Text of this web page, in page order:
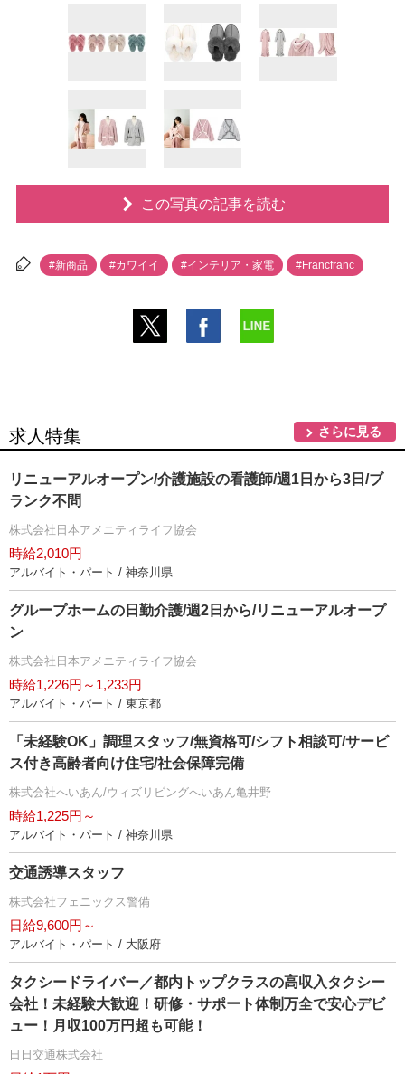
この写真の記事を読む
#新商品 #カワイイ #インテリア・家電 #Francfranc
求人特集 さらに見る
リニューアルオープン/介護施設の看護師/週1日から3日/ブ
ランク不問
株式会社日本アメニティライフ協会
時給2,010円
アルバイト・パート / 神奈川県
グループホームの日勤介護/週2日から/リニューアルオープ
ン
株式会社日本アメニティライフ協会
時給1,226円～1,233円
アルバイト・パート / 東京都
「未経験OK」調理スタッフ/無資格可/シフト相談可/サービ
ス付き高齢者向け住宅/社会保障完備
株式会社へいあん/ウィズリビングへいあん亀井野
時給1,225円～
アルバイト・パート / 神奈川県
交通誘導スタッフ
株式会社フェニックス警備
日給9,600円～
アルバイト・パート / 大阪府
タクシードライバー／都内トップクラスの高収入タクシー
会社！未経験大歓迎！研修・サポート体制万全で安心デビ
ュー！月収100万円超も可能！
日日交通株式会社